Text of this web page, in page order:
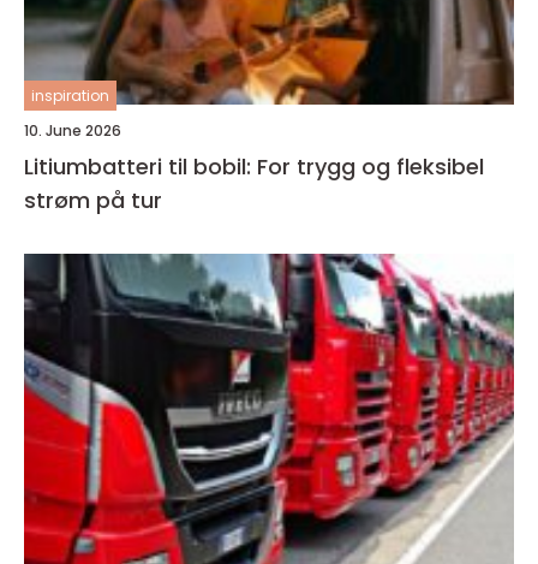
inspiration
10. June 2026
Litiumbatteri til bobil: For trygg og fleksibel
strøm på tur